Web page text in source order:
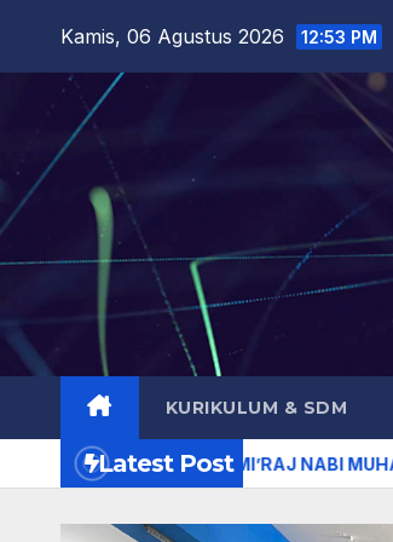
content
Kamis, 06 Agustus 2026 12:53 PM
KURIKULUM & SDM
Latest Post
ISRA MI’RAJ NABI MUHAMMAD SAW